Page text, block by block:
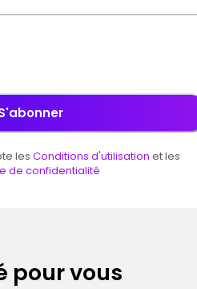
les Conditions d'utilisation et les
de confidentialité
pour vous